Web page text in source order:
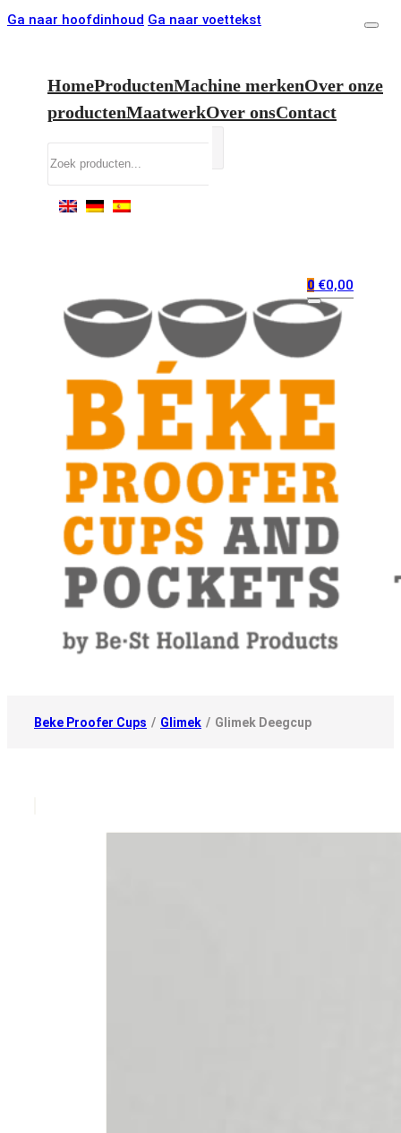
Ga naar hoofdinhoud Ga naar voettekst
HomeProductenMachine merkenOver onze
productenMaatwerkOver onsContact
0 €0,00
Beke Proofer Cups / Glimek / Glimek Deegcup